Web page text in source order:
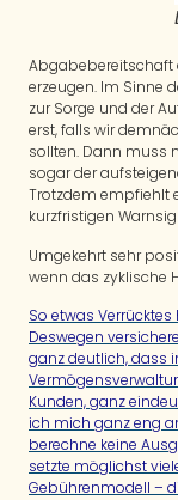
Abgabebereitschaft
erzeugen. Im Sinne
zur Sorge und der
erst, falls wir
sollten. Dann muss
sogar der
Trotzdem empfiehlt
kurzfristigen
Umgekehrt sehr
wenn das zyklische
So etwas
Deswegen
ganz deutlich, dass
Kunden, ganz
ich mich ganz eng
berechne keine
setzte möglichst
Gebührenmodell –